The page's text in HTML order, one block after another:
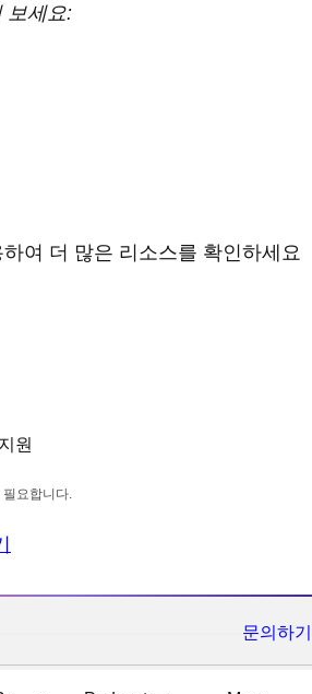
보세요:
여 더 많은 리소스를 확인하세요
원
요합니다.
문의하기